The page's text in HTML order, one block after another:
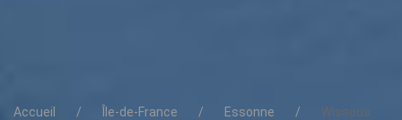
Accueil Île-de-France Essonne Wissous